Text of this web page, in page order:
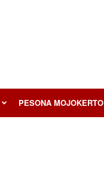
PESONA MOJOKERTO